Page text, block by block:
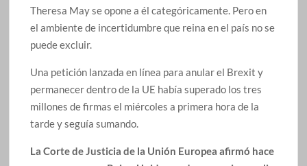
Theresa May se opone a él categóricamente. Pero en
el ambiente de incertidumbre que reina en el país no se
puede excluir.
Una petición lanzada en línea para anular el Brexit y
permanecer dentro de la UE había superado los tres
millones de firmas el miércoles a primera hora de la
tarde y seguía sumando.
La Corte de Justicia de la Unión Europea afirmó hace